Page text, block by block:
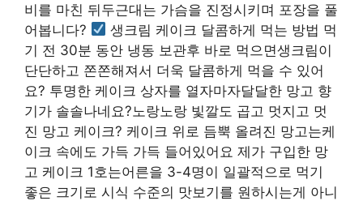
비를 마친 뒤두근대는 가슴을 진정시키며 포장을 풀
어봅니다?
생크림 케이크 달콤하게 먹는 방법 먹
기 전 30분 동안 냉동 보관후 바로 먹으면생크림이
단단하고 쫀쫀해져서 더욱 달콤하게 먹을 수 있어
요? 투명한 케이크 상자를 열자마자달달한 망고 향
기가 솔솔나네요?노랑노랑 빛깔도 곱고 멋지고 멋
진 망고 케이크? 케이크 위로 듬뿍 올려진 망고는케
이크 속에도 가득 가득 들어있어요 제가 구입한 망
고 케이크 1호는어른을 3-4명이 일괄적으로 먹기
좋은 크기로 시식 수준의 맛보기를 원하시는게 아니